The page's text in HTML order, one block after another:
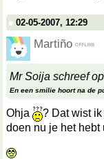
02-05-2007, 12:29
Martiño
Mr Soija schreef op
En een smilie hoort na de
Ohja ? Dat wist
doen nu je het hebt